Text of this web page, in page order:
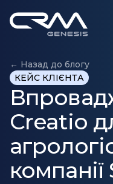
← Назад до блогу
КЕЙС КЛІЄНТА
Creatio